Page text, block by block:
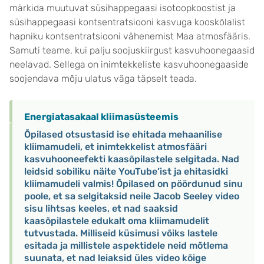
märkida muutuvat süsihappegaasi isotoopkoostist ja
süsihappegaasi kontsentratsiooni kasvuga kooskõlalist
hapniku kontsentratsiooni vähenemist Maa atmosfääris.
Samuti teame, kui palju soojuskiirgust kasvuhoonegaasid
neelavad. Sellega on inimtekkeliste kasvuhoonegaaside
soojendava mõju ulatus väga täpselt teada.
Energiatasakaal kliimasüsteemis
Õpilased otsustasid ise ehitada mehaanilise
kliimamudeli, et inimtekkelist atmosfääri
kasvuhooneefekti kaasõpilastele selgitada. Nad
leidsid sobiliku näite YouTube’ist ja ehitasidki
kliimamudeli valmis! Õpilased on pöördunud sinu
poole, et sa selgitaksid neile Jacob Seeley video
sisu lihtsas keeles, et nad saaksid
kaasõpilastele edukalt oma kliimamudelit
tutvustada. Milliseid küsimusi võiks lastele
esitada ja millistele aspektidele neid mõtlema
suunata, et nad leiaksid üles video kõige